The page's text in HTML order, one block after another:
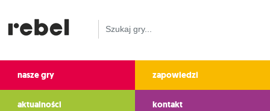
nasze gry zapowiedzi
aktualności kontakt